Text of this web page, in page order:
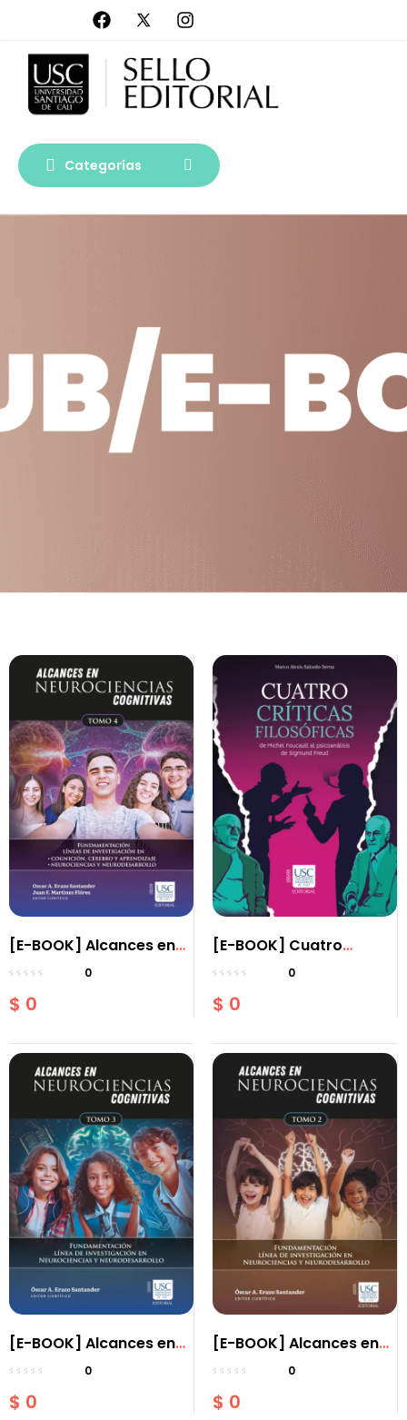
Categorías
[E-BOOK] Alcances en
neurociencias
Fundamentacion en la
en neurociencias y
neurodesarrollo,
cognicion, cerebro y
aprendizaje.
0
$ 0
[E-BOOK] Cuatro
críticas filosóficas de
psicoanálisis de
0
$ 0
[E-BOOK] Alcances en
neurociencias
Fundamentación de la
0
$ 0
[E-BOOK] Alcances en
neurociencias
fundamentación línea
0
$ 0